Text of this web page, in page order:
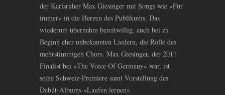
der Karlsruher Max Giesinger mit Songs wie «Für
immer» in die Herzen des Publikums. Das
wiederum übernahm bereitwillig, auch bei zu
Beginn eher unbekannten Liedern, die Rolle des
mehrstimmigen Chors. Max Giesinger, der 2011
Finalist bei «The Voice Of Germany» war, ist
seine Schweiz-Premiere samt Vorstellung des
Debüt-Albums «Laufen lernen»